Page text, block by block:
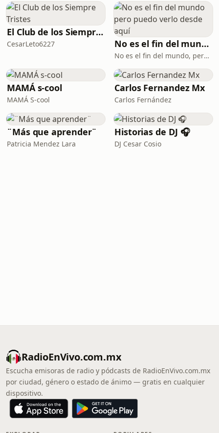
El Club de los Siempre Tristes
CesarLeto6227 No es el fin del mundo pero puedo verlo desde aquí
No es el fin del mundo, pero puedo verlo desde aquí
MAMÁ s-cool
MAMÁ S-cool
Carlos Fernandez Mx
Carlos Fernández
¨Más que aprender¨
Patricia Mendez Lara
Historias de DJ 🎧
DJ Cesar Cosio
RadioEnVivo.com.mx
Escucha emisoras de radio y pódcasts de RadioEnVivo.com.mx
por ciudad, género o estado de ánimo — gratis en cualquier
dispositivo.